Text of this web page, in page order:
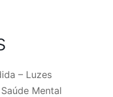
– Luzes
Mental